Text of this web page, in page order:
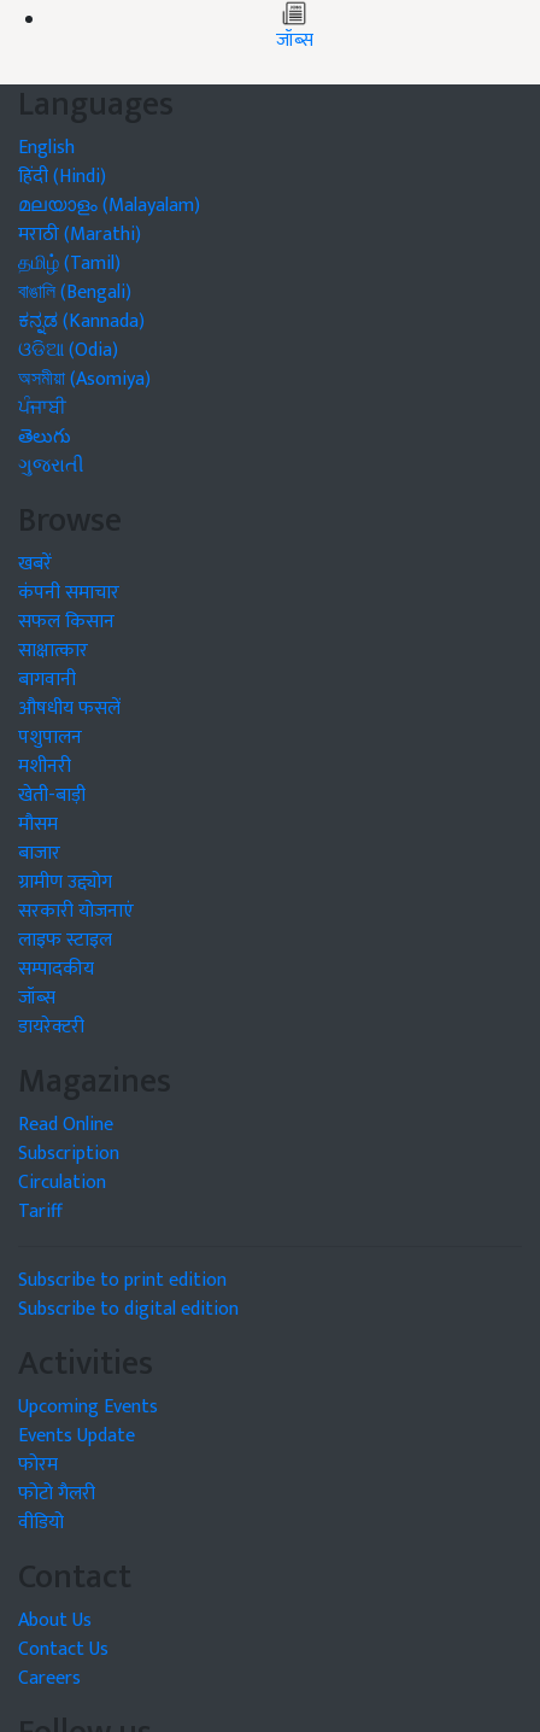
जॉब्स
Languages
English
हिंदी (Hindi)
മലയാളം (Malayalam)
मराठी (Marathi)
தமிழ் (Tamil)
বাঙালি (Bengali)
ಕನ್ನಡ (Kannada)
ଓଡିଆ (Odia)
অসমীয়া (Asomiya)
ਪੰਜਾਬੀ
తెలుగు
ગુજરાતી
Browse
खबरें
कंपनी समाचार
सफल किसान
साक्षात्कार
बागवानी
औषधीय फसलें
पशुपालन
मशीनरी
खेती-बाड़ी
मौसम
बाजार
ग्रामीण उद्द्योग
सरकारी योजनाएं
लाइफ स्टाइल
सम्पादकीय
जॉब्स
डायरेक्टरी
Magazines
Read Online
Subscription
Circulation
Tariff
Subscribe to print edition
Subscribe to digital edition
Activities
Upcoming Events
Events Update
फोरम
फोटो गैलरी
वीडियो
Contact
About Us
Contact Us
Careers